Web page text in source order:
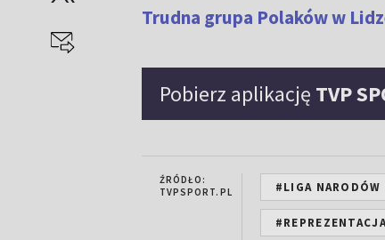
Trudna grupa Polaków w
Pobierz aplikację TVP
ŹRÓDŁO:
TVPSPORT.PL
#LIGA NARODÓW